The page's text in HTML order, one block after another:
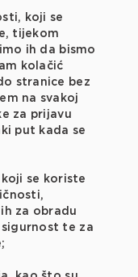
koji se
tijekom
ih da bismo
kolačić
stranice bez
na svakoj
za prijavu
put kada se
se koriste
za obradu
te za